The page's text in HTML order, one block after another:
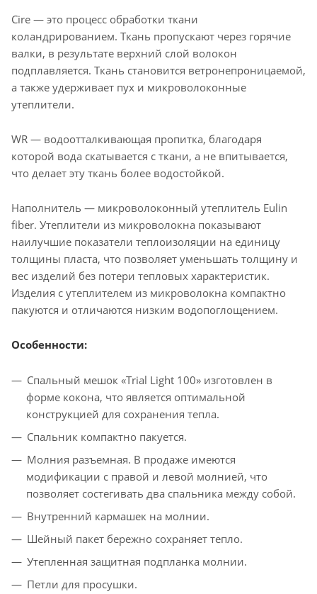
Cire — это процесс обработки ткани
коландрированием. Ткань пропускают через горячие
валки, в результате верхний слой волокон
подплавляется. Ткань становится ветронепроницаемой,
а также удерживает пух и микроволоконные
утеплители.
WR — водоотталкивающая пропитка, благодаря
которой вода скатывается с ткани, а не впитывается,
что делает эту ткань более водостойкой.
Наполнитель — микроволоконный утеплитель Eulin
fiber. Утеплители из микроволокна показывают
наилучшие показатели теплоизоляции на единицу
толщины пласта, что позволяет уменьшать толщину и
вес изделий без потери тепловых характеристик.
Изделия с утеплителем из микроволокна компактно
пакуются и отличаются низким водопоглощением.
Особенности:
Спальный мешок «Trial Light 100» изготовлен в
форме кокона, что является оптимальной
конструкцией для сохранения тепла.
Спальник компактно пакуется.
Молния разъемная. В продаже имеются
модификации с правой и левой молнией, что
позволяет состегивать два спальника между собой.
Внутренний кармашек на молнии.
Шейный пакет бережно сохраняет тепло.
Утепленная защитная подпланка молнии.
Петли для просушки.